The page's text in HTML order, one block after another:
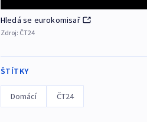
Hledá se eurokomisař
Zdroj: ČT24
ŠTÍTKY
Domácí ČT24